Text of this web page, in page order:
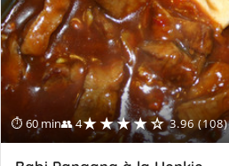
⏱ 60 min👥 4★★★★☆ 3.96 (108)